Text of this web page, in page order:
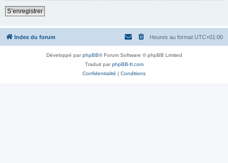
S’enregistrer
Index du forum Heures au format UTC+01:00
Développé parphpBB® Forum Software © phpBB Limited
Traduit parphpBB-fr.com
Confidentialité | Conditions